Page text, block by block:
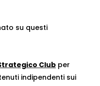
su questi
Club per
indipendenti sui